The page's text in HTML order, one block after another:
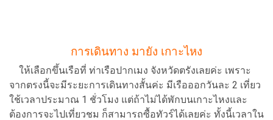
การเดินทาง มายัง เกาะไหง
ให้เลือกขึ้นเรือที่ ท่าเรือปากเมง จังหวัดตรังเลยค่ะ เพราะ
จากตรงนี้จะมีระยะการเดินทางสั้นค่ะ มีเรือออกวันละ 2 เที่ยว
ใช้เวลาประมาณ 1 ชั่วโมง แต่ถ้าไม่ได้พักบนเกาะไหงและ
ต้องการจะไปเที่ยวชม ก็สามารถซื้อทัวร์ได้เลยค่ะ ทั้งนี้เวลาใน